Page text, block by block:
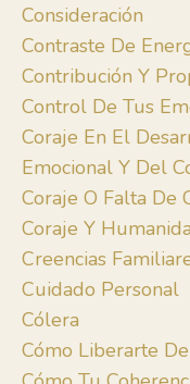
Consideración
Contraste De
Contribución Y
Control De Tus
Coraje En El
Emocional Y Del
Coraje O Falta De
Coraje Y
Creencias
Cuidado Personal
Cólera
Cómo Liberarte